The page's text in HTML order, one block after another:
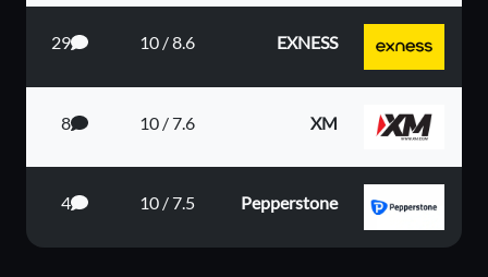
EXNESS
8.6 / 10
29
XM
7.6 / 10
8
Pepperstone
7.5 / 10
4